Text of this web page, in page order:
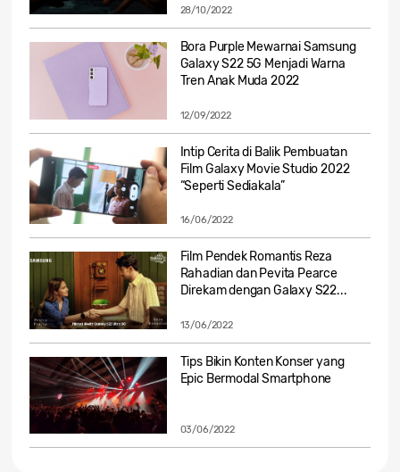
28/10/2022
Bora Purple Mewarnai Samsung
Galaxy S22 5G Menjadi Warna
Tren Anak Muda 2022
12/09/2022
Intip Cerita di Balik Pembuatan
Film Galaxy Movie Studio 2022
“Seperti Sediakala”
16/06/2022
Film Pendek Romantis Reza
Rahadian dan Pevita Pearce
Direkam dengan Galaxy S22...
13/06/2022
Tips Bikin Konten Konser yang
Epic Bermodal Smartphone
03/06/2022